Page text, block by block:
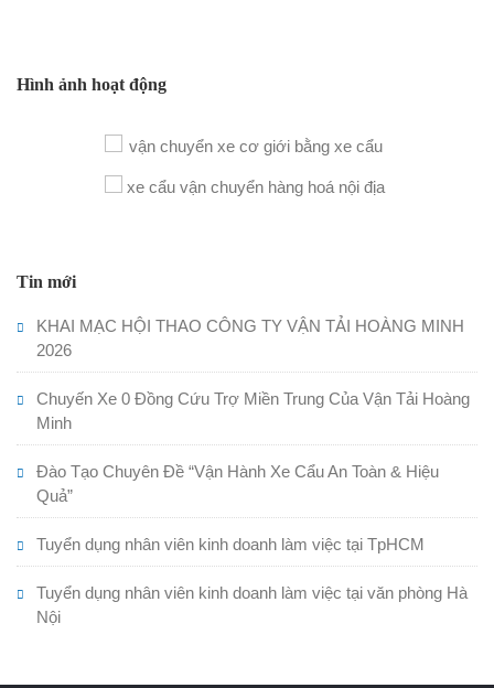
Hình ảnh hoạt động
Tin mới
KHAI MẠC HỘI THAO CÔNG TY VẬN TẢI HOÀNG MINH
2026
Chuyến Xe 0 Đồng Cứu Trợ Miền Trung Của Vận Tải Hoàng
Minh
Đào Tạo Chuyên Đề “Vận Hành Xe Cẩu An Toàn & Hiệu
Quả”
Tuyển dụng nhân viên kinh doanh làm việc tại TpHCM
Tuyển dụng nhân viên kinh doanh làm việc tại văn phòng Hà
Nội